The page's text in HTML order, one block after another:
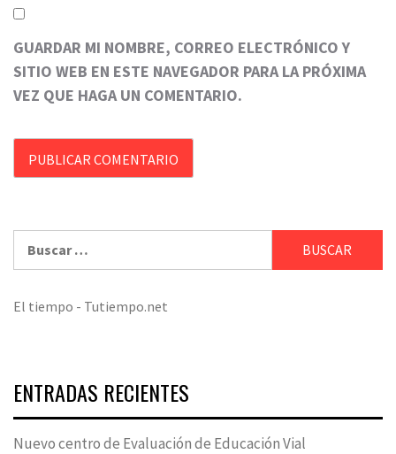
GUARDAR MI NOMBRE, CORREO ELECTRÓNICO Y
SITIO WEB EN ESTE NAVEGADOR PARA LA PRÓXIMA
VEZ QUE HAGA UN COMENTARIO.
El tiempo - Tutiempo.net
ENTRADAS RECIENTES
Nuevo centro de Evaluación de Educación Vial